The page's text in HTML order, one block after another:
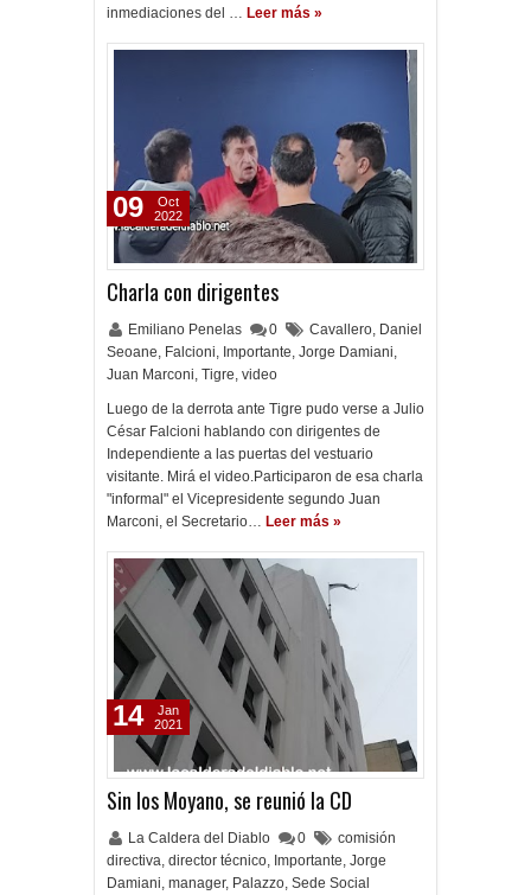
inmediaciones del … Leer más »
Charla con dirigentes
Emiliano Penelas 0 Cavallero, Daniel
Seoane, Falcioni, Importante, Jorge Damiani,
Juan Marconi, Tigre, video
Luego de la derrota ante Tigre pudo verse a Julio
César Falcioni hablando con dirigentes de
Independiente a las puertas del vestuario
visitante. Mirá el video.Participaron de esa charla
"informal" el Vicepresidente segundo Juan
Marconi, el Secretario… Leer más »
09
Oct
2022
Sin los Moyano, se reunió la CD
La Caldera del Diablo 0
comisión
directiva, director técnico, Importante, Jorge
Damiani, manager, Palazzo, Sede Social
14
Jan
2021